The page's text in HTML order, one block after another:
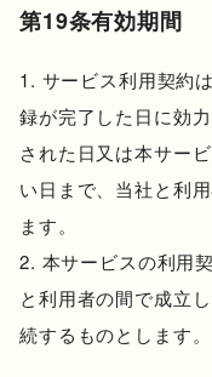
第19条有効期間
サービス利用契約
録が完了した日に効
された日又は本サー
い日まで、当社と利
ます。
本サービスの利用
と利用者の間で成立
続するものとします。